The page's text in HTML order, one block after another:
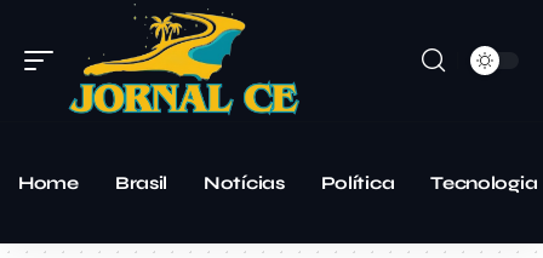
Home Brasil Notícias Política Tecnologia